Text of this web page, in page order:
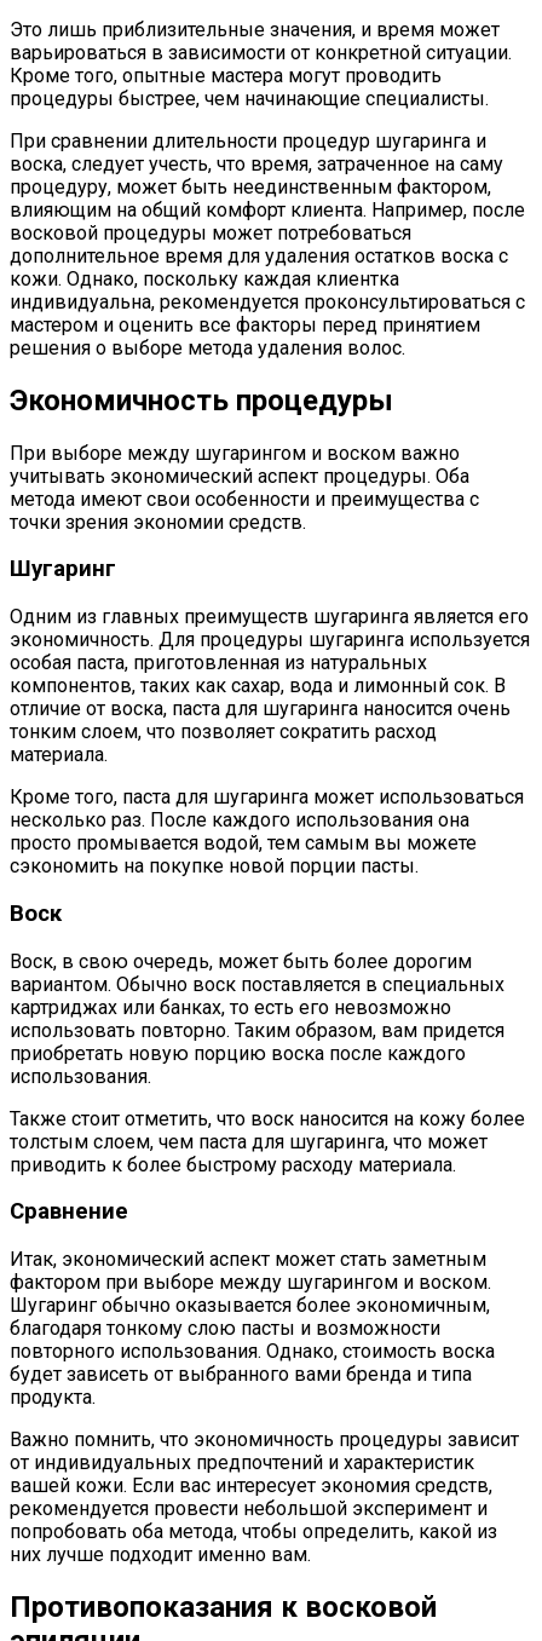
Это лишь приблизительные значения, и время может
варьироваться в зависимости от конкретной ситуации.
Кроме того, опытные мастера могут проводить
процедуры быстрее, чем начинающие специалисты.
При сравнении длительности процедур шугаринга и
воска, следует учесть, что время, затраченное на саму
процедуру, может быть неединственным фактором,
влияющим на общий комфорт клиента. Например, после
восковой процедуры может потребоваться
дополнительное время для удаления остатков воска с
кожи. Однако, поскольку каждая клиентка
индивидуальна, рекомендуется проконсультироваться с
мастером и оценить все факторы перед принятием
решения о выборе метода удаления волос.
Экономичность процедуры
При выборе между шугарингом и воском важно
учитывать экономический аспект процедуры. Оба
метода имеют свои особенности и преимущества с
точки зрения экономии средств.
Шугаринг
Одним из главных преимуществ шугаринга является его
экономичность. Для процедуры шугаринга используется
особая паста, приготовленная из натуральных
компонентов, таких как сахар, вода и лимонный сок. В
отличие от воска, паста для шугаринга наносится очень
тонким слоем, что позволяет сократить расход
материала.
Кроме того, паста для шугаринга может использоваться
несколько раз. После каждого использования она
просто промывается водой, тем самым вы можете
сэкономить на покупке новой порции пасты.
Воск
Воск, в свою очередь, может быть более дорогим
вариантом. Обычно воск поставляется в специальных
картриджах или банках, то есть его невозможно
использовать повторно. Таким образом, вам придется
приобретать новую порцию воска после каждого
использования.
Также стоит отметить, что воск наносится на кожу более
толстым слоем, чем паста для шугаринга, что может
приводить к более быстрому расходу материала.
Сравнение
Итак, экономический аспект может стать заметным
фактором при выборе между шугарингом и воском.
Шугаринг обычно оказывается более экономичным,
благодаря тонкому слою пасты и возможности
повторного использования. Однако, стоимость воска
будет зависеть от выбранного вами бренда и типа
продукта.
Важно помнить, что экономичность процедуры зависит
от индивидуальных предпочтений и характеристик
вашей кожи. Если вас интересует экономия средств,
рекомендуется провести небольшой эксперимент и
попробовать оба метода, чтобы определить, какой из
них лучше подходит именно вам.
Противопоказания к восковой